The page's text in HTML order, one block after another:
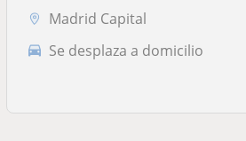
Madrid Capital
Se desplaza a domicilio